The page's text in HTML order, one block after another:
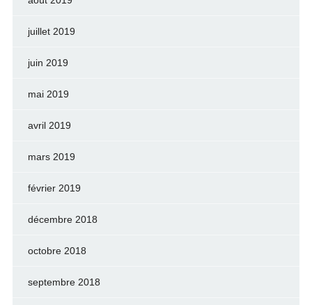
juillet 2019
juin 2019
mai 2019
avril 2019
mars 2019
février 2019
décembre 2018
octobre 2018
septembre 2018